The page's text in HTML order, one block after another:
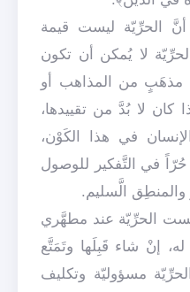
الحرِّيّة ليست قيمة
لا يُمكن أن تكون
من المذاهب أو
كان لا بُدَّ من تقييدها،
في هذا الكَوْن،
حُرّاً في التَّفكير للوصول
والمنطِق الَّسليم.
الحرِّيّة عند مطهَّري
إنْ شاء قَبِلَها وتَمَتَّع
مسؤوليّة وتكليف